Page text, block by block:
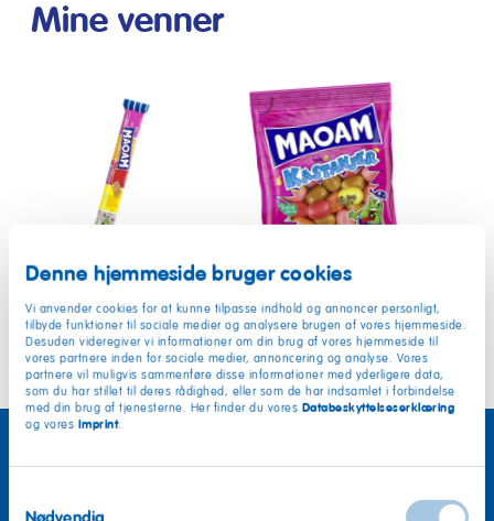
Denne hjemmeside bruger cookies
Vi anvender cookies for at kunne tilpasse indhold og annoncer personligt,
tilbyde funktioner til sociale medier og analysere brugen af vores hjemmeside.
Desuden videregiver vi informationer om din brug af vores hjemmeside til
vores partnere inden for sociale medier, annoncering og analyse. Vores
partnere vil muligvis sammenføre disse informationer med yderligere data,
som du har stillet til deres rådighed, eller som de har indsamlet i forbindelse
med din brug af tjenesterne. Her finder du vores Databeskyttelseserklæring
og vores Imprint.
Mine venner
MAOAM
MAOAM
Kastanjer